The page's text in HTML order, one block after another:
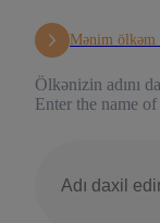
Mənim ölkəm
Ölkənizin adını
Enter the name